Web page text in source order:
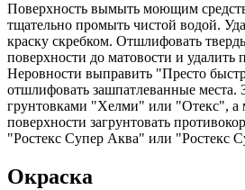
Поверхность вымыть моющим
тщательно промыть чистой водой.
краску скребком. Отшлифовать
поверхности до матовости и
Неровности выправить "Престо
отшлифовать зашпатлеванные места.
грунтовками "Хелми" или "Отекс", а
поверхности загрунтовать
"Ростекс Супер Аква" или "Ростекс
Окраска